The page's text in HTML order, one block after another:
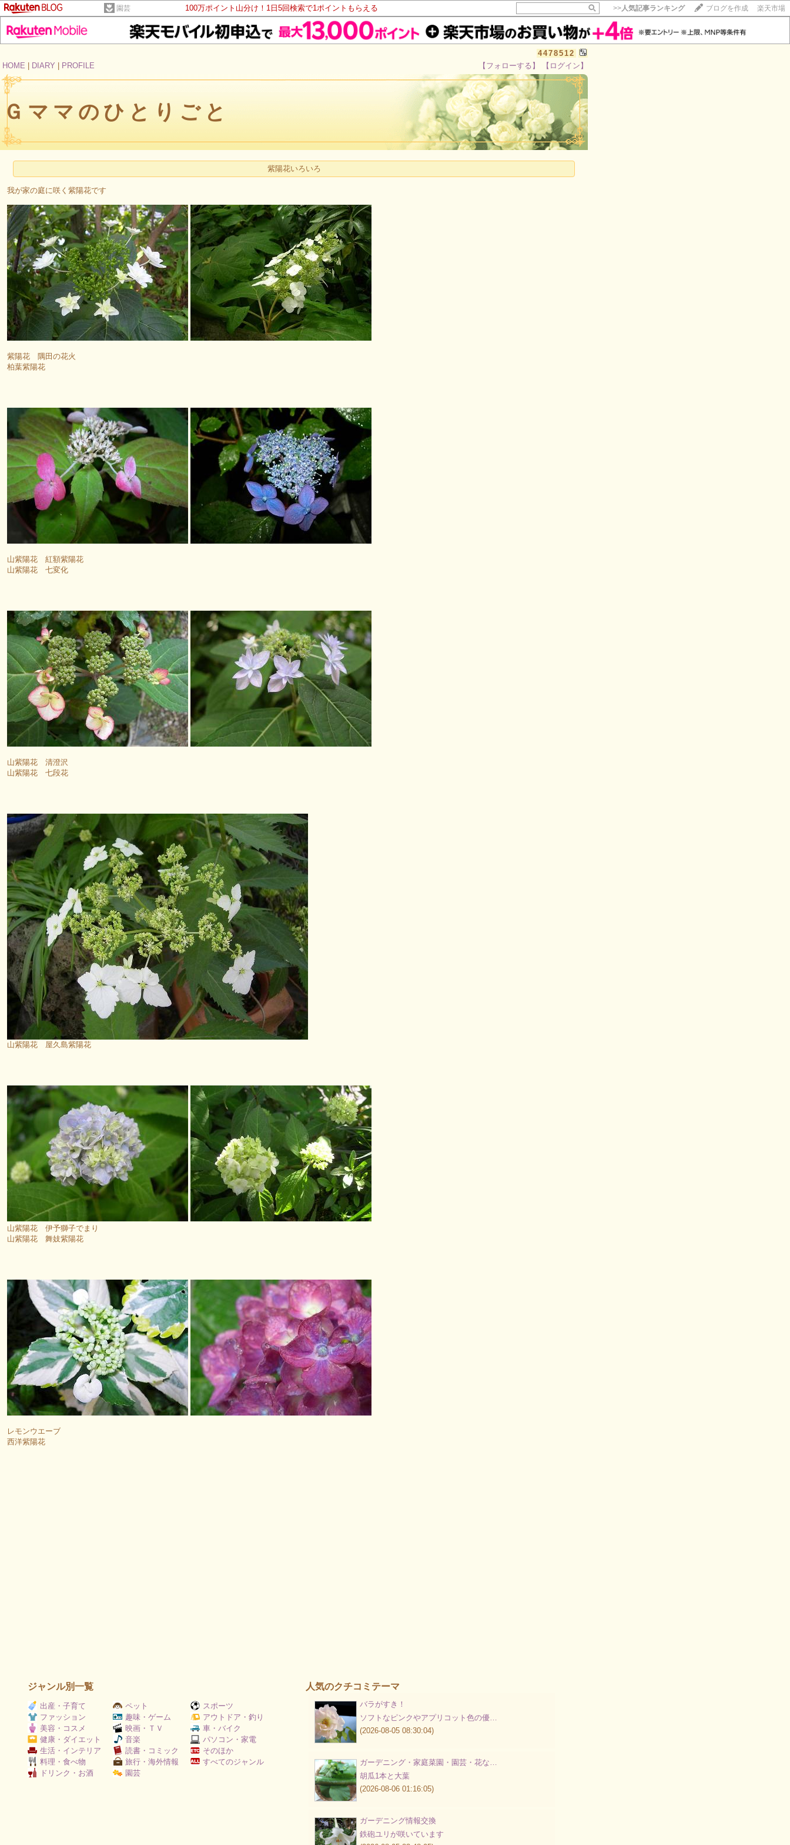
園芸 100万ポイント山分け！1日5回検索で1ポイントもらえる >>人気記事ランキング ブログを作成 楽天市場
4478512
HOME
DIARY PROFILE 【フォローする】 【ログイン】
Ｇママのひとりごと
紫陽花いろいろ
我が家の庭に咲く紫陽花です
紫陽花 隅田の花火
柏葉紫陽花
山紫陽花 紅額紫陽花
山紫陽花 七変化
山紫陽花 清澄沢
山紫陽花 七段花
山紫陽花 屋久島紫陽花
山紫陽花 伊予獅子でまり
山紫陽花 舞妓紫陽花
レモンウエーブ
西洋紫陽花
ジャンル別一覧
出産・子育て
ファッション
美容・コスメ
健康・ダイエット
生活・インテリア
料理・食べ物
ドリンク・お酒
ペット
趣味・ゲーム
映画・ＴＶ
音楽
読書・コミック
旅行・海外情報
園芸
スポーツ
アウトドア・釣り
車・バイク
パソコン・家電
そのほか
すべてのジャンル
人気のクチコミテーマ
バラがすき！
ソフトなピンクやアプリコット色の優…
(2026-08-05 08:30:04)
ガーデニング・家庭菜園・園芸・花な…
胡瓜1本と大葉
(2026-08-06 01:16:05)
ガーデニング情報交換
鉄砲ユリが咲いています